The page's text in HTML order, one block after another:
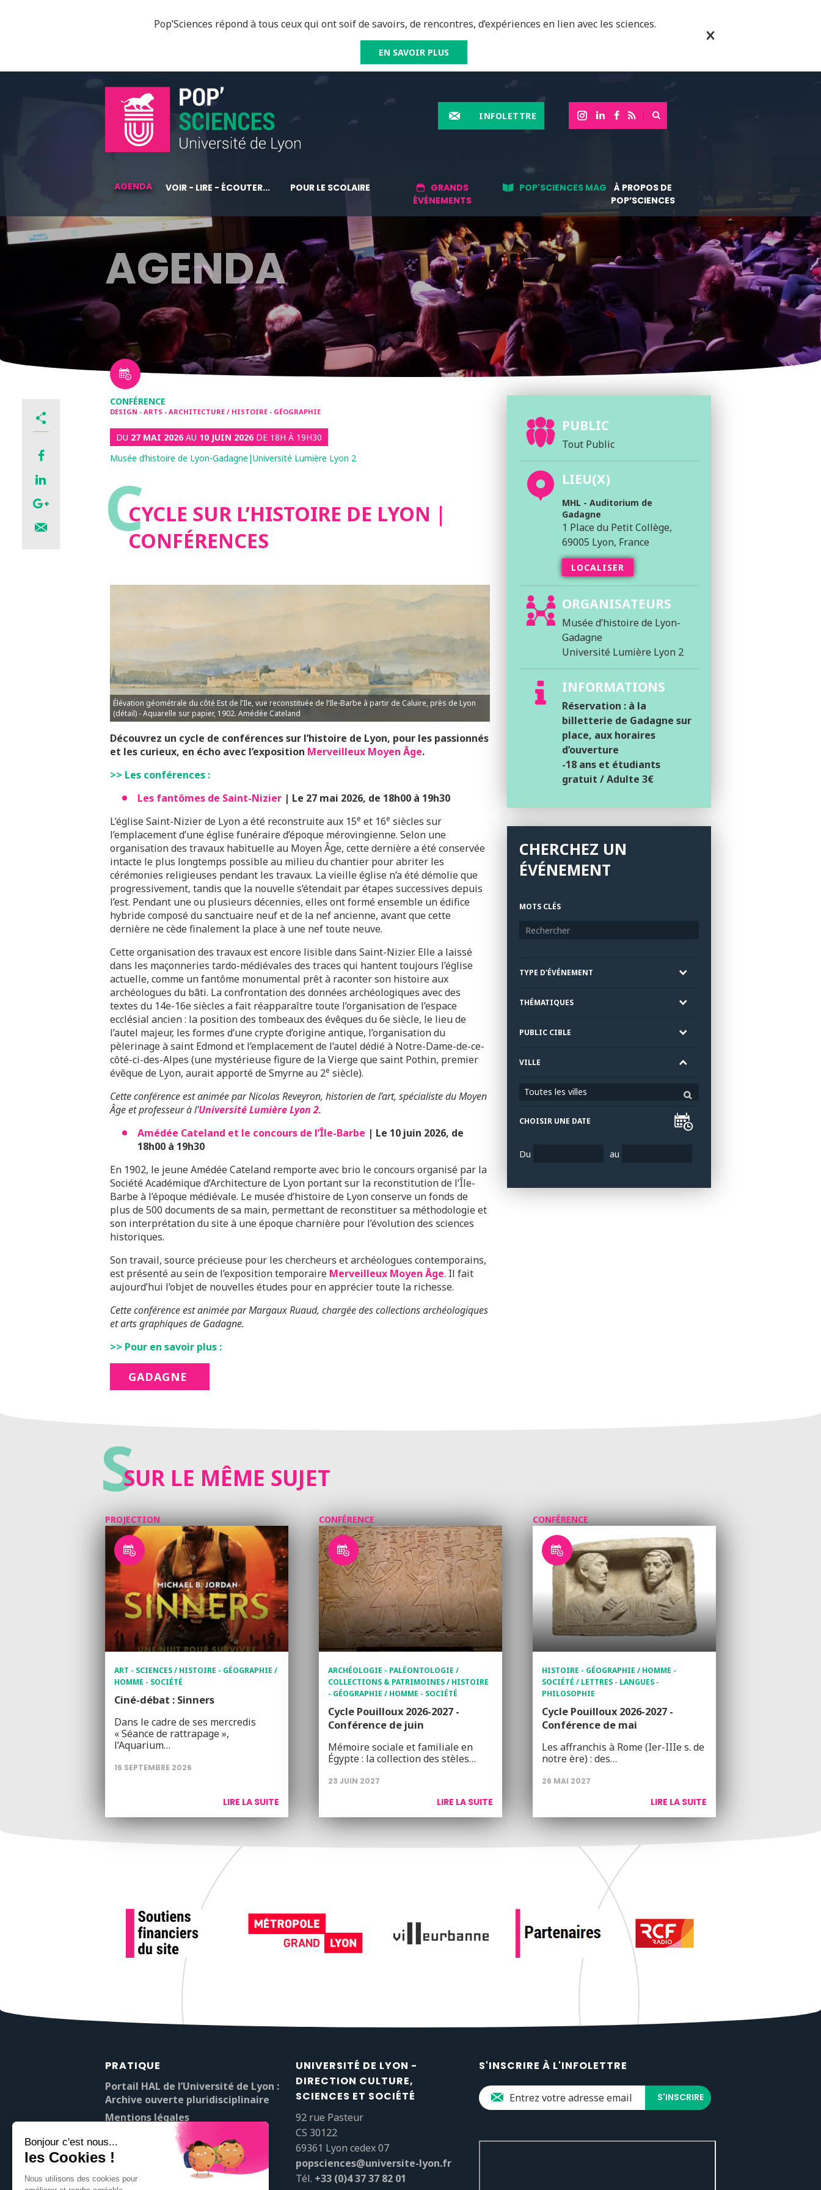
Pop’Sciences répond à tous ceux qui ont soif de savoirs, de rencontres, d’expériences en lien avec les sciences.
EN SAVOIR PLUS
INFOLETTRE
AGENDA VOIR - LIRE - ÉCOUTER... POUR LE SCOLAIRE
GRANDS
ÉVÉNEMENTS
POP'SCIENCES MAG
À PROPOS DE
POP’SCIENCES
AGENDA
CONFÉRENCE
DESIGN - ARTS - ARCHITECTURE / HISTOIRE - GÉOGRAPHIE
DU 27 MAI 2026AU 10 JUIN 2026 DE 18H À 19H30
Musée d’histoire de Lyon-Gadagne|Université Lumière Lyon 2
CCYCLE SUR L’HISTOIRE DE LYON |
CONFÉRENCES
Élévation géométrale du côté Est de l’Ile, vue reconstituée de l’Ile-Barbe à partir de Caluire, près de Lyon
(détail) - Aquarelle sur papier, 1902. Amédée Cateland
Découvrez un cycle de conférences sur l’histoire de Lyon, pour les passionnés
et les curieux, en écho avec l’exposition Merveilleux Moyen Âge.
>> Les conférences :
Les fantômes de Saint-Nizier | Le 27 mai 2026, de 18h00 à 19h30
L’église Saint-Nizier de Lyon a été reconstruite aux 15e et 16e siècles sur
l’emplacement d’une église funéraire d’époque mérovingienne. Selon une
organisation des travaux habituelle au Moyen Âge, cette dernière a été conservée
intacte le plus longtemps possible au milieu du chantier pour abriter les
cérémonies religieuses pendant les travaux. La vieille église n’a été démolie que
progressivement, tandis que la nouvelle s’étendait par étapes successives depuis
l’est. Pendant une ou plusieurs décennies, elles ont formé ensemble un édifice
hybride composé du sanctuaire neuf et de la nef ancienne, avant que cette
dernière ne cède finalement la place à une nef toute neuve.
Cette organisation des travaux est encore lisible dans Saint-Nizier. Elle a laissé
dans les maçonneries tardo-médiévales des traces qui hantent toujours l’église
actuelle, comme un fantôme monumental prêt à raconter son histoire aux
archéologues du bâti. La confrontation des données archéologiques avec des
textes du 14e-16e siècles a fait réapparaître toute l’organisation de l’espace
ecclésial ancien : la position des tombeaux des évêques du 6e siècle, le lieu de
l’autel majeur, les formes d’une crypte d’origine antique, l’organisation du
pèlerinage à saint Edmond et l’emplacement de l’autel dédié à Notre-Dame-de-ce-
côté-ci-des-Alpes (une mystérieuse figure de la Vierge que saint Pothin, premier
évêque de Lyon, aurait apporté de Smyrne au 2e siècle).
Cette conférence est animée par Nicolas Reveyron, historien de l’art, spécialiste du Moyen
Âge et professeur à l’Université Lumière Lyon 2.
Amédée Cateland et le concours de l’Île-Barbe | Le 10 juin 2026, de
18h00 à 19h30
En 1902, le jeune Amédée Cateland remporte avec brio le concours organisé par la
Société Académique d’Architecture de Lyon portant sur la reconstitution de l’Île-
Barbe à l’époque médiévale. Le musée d’histoire de Lyon conserve un fonds de
plus de 500 documents de sa main, permettant de reconstituer sa méthodologie et
son interprétation du site à une époque charnière pour l’évolution des sciences
historiques.
Son travail, source précieuse pour les chercheurs et archéologues contemporains,
est présenté au sein de l’exposition temporaire Merveilleux Moyen Âge. Il fait
aujourd’hui l’objet de nouvelles études pour en apprécier toute la richesse.
Cette conférence est animée par Margaux Ruaud, chargée des collections archéologiques
et arts graphiques de Gadagne.
>> Pour en savoir plus :
GADAGNE
PUBLIC
Tout Public
LIEU(X)
MHL - Auditorium de
Gadagne
1 Place du Petit Collège,
69005 Lyon, France
LOCALISER
ORGANISATEURS
Musée d’histoire de Lyon-
Gadagne
Université Lumière Lyon 2
INFORMATIONS
Réservation : à la
billetterie de Gadagne sur
place, aux horaires
d’ouverture
-18 ans et étudiants
gratuit / Adulte 3€
CHERCHEZ UN
ÉVÉNEMENT
MOTS CLÉS
TYPE D'ÉVÉNEMENT
THÉMATIQUES
PUBLIC CIBLE
VILLE
Toutes les villes
CHOISIR UNE DATE
Du au
SSUR LE MÊME SUJET
PROJECTION
ART - SCIENCES / HISTOIRE - GÉOGRAPHIE /
HOMME - SOCIÉTÉ
Ciné-débat : Sinners
Dans le cadre de ses mercredis
« Séance de rattrapage »,
l’Aquarium…
16 SEPTEMBRE 2026
LIRE LA SUITE
CONFÉRENCE
ARCHÉOLOGIE - PALÉONTOLOGIE /
COLLECTIONS & PATRIMOINES / HISTOIRE
- GÉOGRAPHIE / HOMME - SOCIÉTÉ
Cycle Pouilloux 2026-2027 -
Conférence de juin
Mémoire sociale et familiale en
Égypte : la collection des stèles…
23 JUIN 2027
LIRE LA SUITE
CONFÉRENCE
HISTOIRE - GÉOGRAPHIE / HOMME -
SOCIÉTÉ / LETTRES - LANGUES -
PHILOSOPHIE
Cycle Pouilloux 2026-2027 -
Conférence de mai
Les affranchis à Rome (Ier-IIIe s. de
notre ère) : des…
26 MAI 2027
LIRE LA SUITE
PRATIQUE
Portail HAL de l’Université de Lyon :
Archive ouverte pluridisciplinaire
Mentions légales
À propos de Pop’Sciences
Contact
UNIVERSITÉ DE LYON -
DIRECTION CULTURE,
SCIENCES ET SOCIÉTÉ
92 rue Pasteur
CS 30122
69361 Lyon cedex 07
popsciences@universite-lyon.fr
Tél. +33 (0)4 37 37 82 01
S'INSCRIRE À L'INFOLETTRE